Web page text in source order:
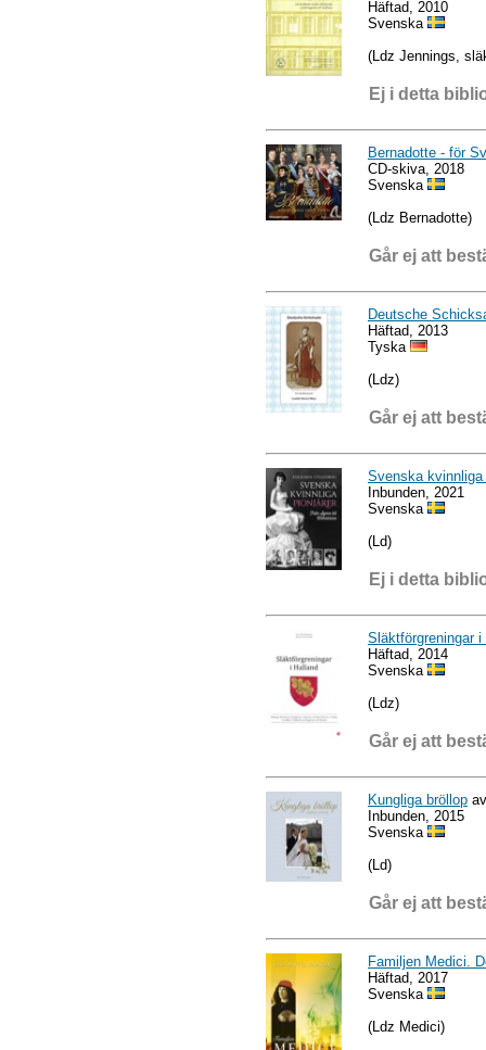
Häftad, 2010
Svenska
(Ldz Jennings,
Ej i detta
Bernadotte - för
CD-skiva, 2018
Svenska
(Ldz Bernadotte)
Går ej att
Deutsche
Häftad, 2013
Tyska
(Ldz)
Går ej att
Svenska kvinnliga
Inbunden, 2021
Svenska
(Ld)
Ej i detta
Släktförgreningar i
Häftad, 2014
Svenska
(Ldz)
Går ej att
Kungliga bröllop
Inbunden, 2015
Svenska
(Ld)
Går ej att
Familjen Medici.
Häftad, 2017
Svenska
(Ldz Medici)